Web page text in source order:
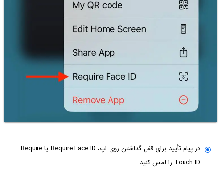
در پیام تأیید برای قفل گذاشتن روی اپ، Require Face ID یا Require
Touch ID را لمس کنید.